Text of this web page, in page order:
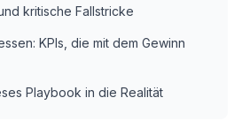
kritische Fallstricke
KPIs, die mit dem Gewinn
Playbook in die Realität